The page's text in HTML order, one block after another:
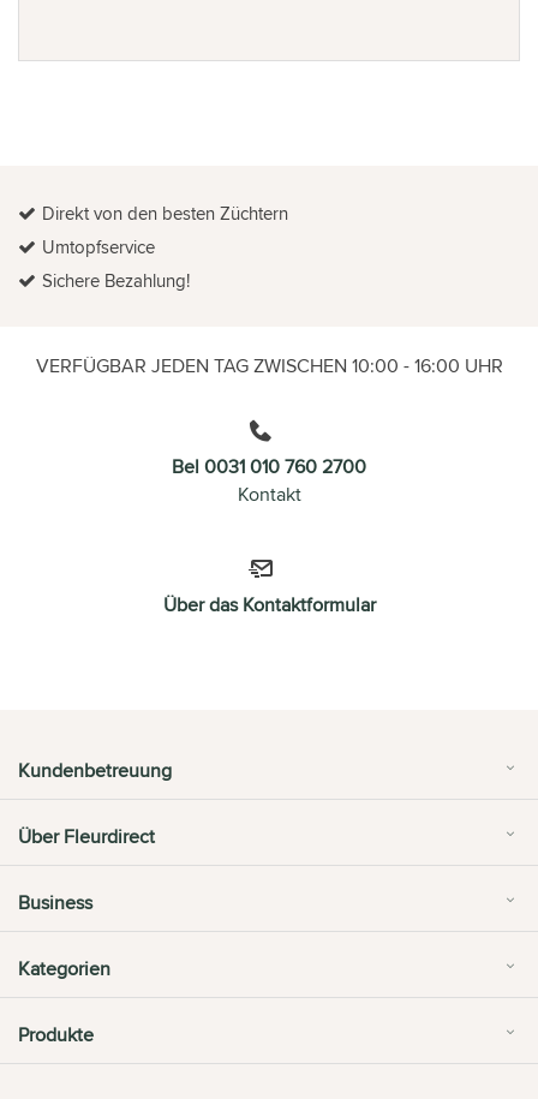
Direkt von den besten Züchtern
Umtopfservice
Sichere Bezahlung!
VERFÜGBAR JEDEN TAG ZWISCHEN 10:00 - 16:00 UHR
Bel 0031 010 760 2700
Kontakt
Über das Kontaktformular
Kundenbetreuung
Über Fleurdirect
Business
Kategorien
Produkte